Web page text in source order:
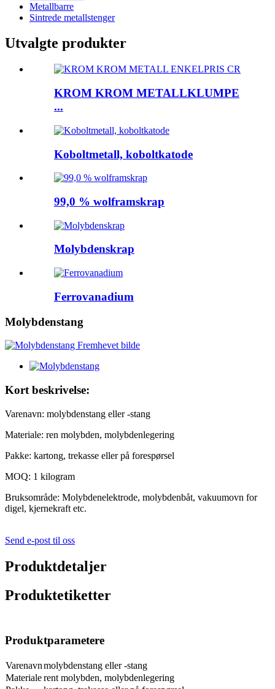
Metallbarre
Sintrede metallstenger
Utvalgte produkter
KROM KROM METALLKLUMPE
...
Koboltmetall, koboltkatode
99,0 % wolframskrap
Molybdenskrap
Ferrovanadium
Molybdenstang
Kort beskrivelse:
Varenavn: molybdenstang eller -stang
Materiale: ren molybden, molybdenlegering
Pakke: kartong, trekasse eller på forespørsel
MOQ: 1 kilogram
Bruksområde: Molybdenelektrode, molybdenbåt, vakuumovn for
digel, kjernekraft etc.
Send e-post til oss
Produktdetaljer
Produktetiketter
Produktparametere
Varenavnmolybdenstang eller -stang
Materialerent molybden, molybdenlegering